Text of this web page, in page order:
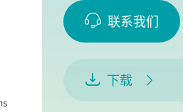
 联系我们
 下载 